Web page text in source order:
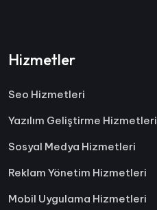
Hizmetler
Seo Hizmetleri
Yazılım Geliştirme Hizmetleri
Sosyal Medya Hizmetleri
Reklam Yönetim Hizmetleri
Mobil Uygulama Hizmetleri